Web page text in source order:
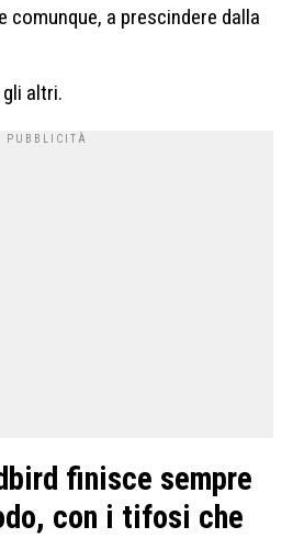
comunque, a prescindere dalla
altri.
finisce sempre
con i tifosi che